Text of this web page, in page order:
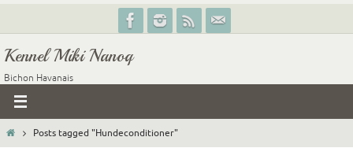
to
content
Kennel Miki Nanoq
Bichon Havanais
HomePosts tagged "Hundeconditioner"